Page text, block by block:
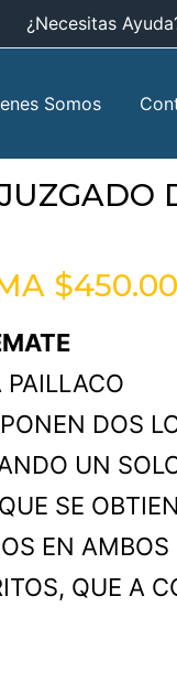
¿Necesitas
Somos
DOS
UN
SE
EN AMBOS
QUE A